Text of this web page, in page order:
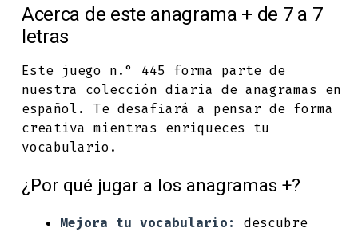
Acerca de este anagrama + de 7 a 7
letras
Este juego n.° 445 forma parte de
nuestra colección diaria de anagramas en
español. Te desafiará a pensar de forma
creativa mientras enriqueces tu
vocabulario.
¿Por qué jugar a los anagramas +?
Mejora tu vocabulario:
descubre